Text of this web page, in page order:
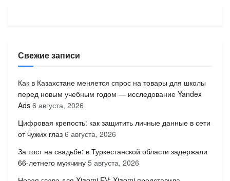
Свежие записи
Как в Казахстане меняется спрос на товары для школы
перед новым учебным годом — исследование Yandex
Ads 6 августа, 2026
Цифровая крепость: как защитить личные данные в сети
от чужих глаз 6 августа, 2026
За тост на свадьбе: в Туркестанской области задержали
66-летнего мужчину 5 августа, 2026